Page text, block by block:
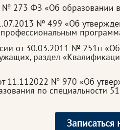
273 ФЗ «Об образовании
№ 499 «Об
от 30.03.2011 № 251н
раздел
№ 970 «Об
по специальности
Записаться